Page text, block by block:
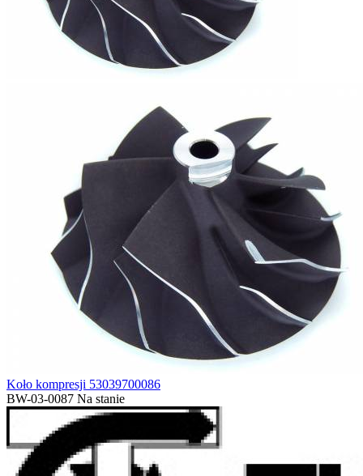
Koło kompresji 53039700086
BW-03-0087 Na stanie